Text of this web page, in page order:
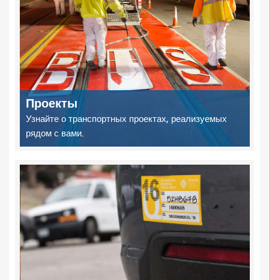
Проекты
Узнайте о транспортных проектах, реализуемых
рядом с вами.